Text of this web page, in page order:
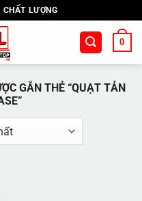
LƯỢNG
0
GẮN THẺ “QUẠT TẢN